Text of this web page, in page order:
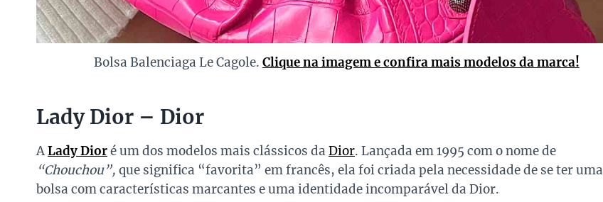
Bolsa Balenciaga Le Cagole. Clique na imagem e confira mais modelos da marca!
Lady Dior – Dior
ALady Dioré um dos modelos mais clássicos da Dior. Lançada em 1995 com o nome de
“Chouchou”, que significa “favorita” em francês, ela foi criada pela necessidade de se ter uma
bolsa com características marcantes e uma identidade incomparável da Dior.